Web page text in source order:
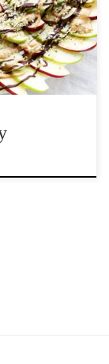
łuskanych nasion